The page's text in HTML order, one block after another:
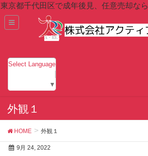
東京都千代田区で成年後見、任意売却なら
Select Language
▼
外観１
HOME 外観１
9月 24, 2022